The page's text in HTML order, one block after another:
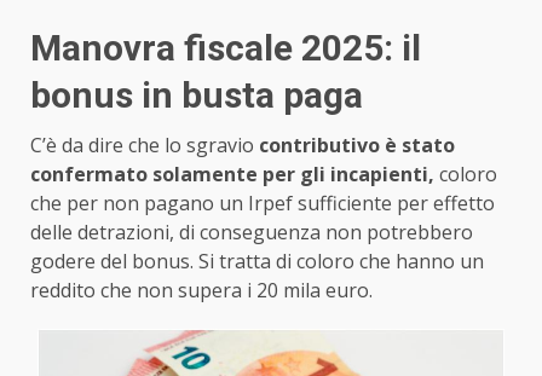
Manovra fiscale 2025: il
bonus in busta paga
C’è da dire che lo sgravio contributivo è stato
confermato solamente per gli incapienti, coloro
che per non pagano un Irpef sufficiente per effetto
delle detrazioni, di conseguenza non potrebbero
godere del bonus. Si tratta di coloro che hanno un
reddito che non supera i 20 mila euro.